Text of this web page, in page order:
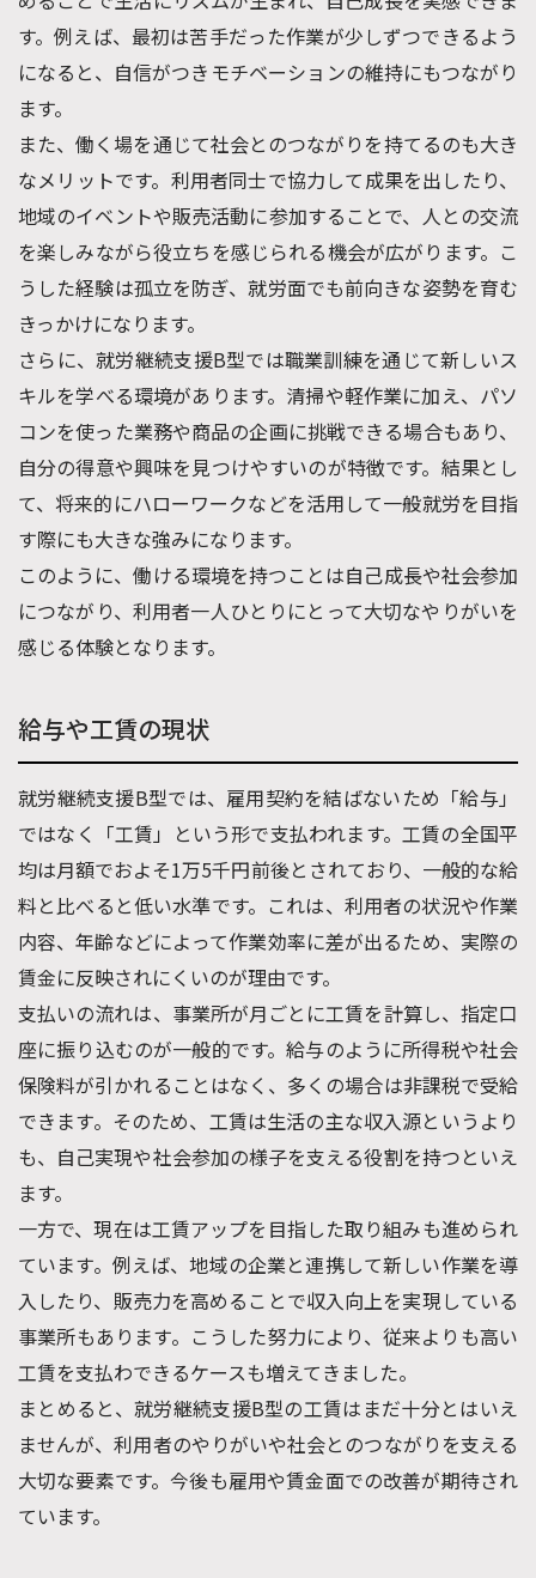
す。例えば、最初は苦手だった作業が少しずつできるよう
になると、自信がつきモチベーションの維持にもつながり
ます。
また、働く場を通じて社会とのつながりを持てるのも大き
なメリットです。利用者同士で協力して成果を出したり、
地域のイベントや販売活動に参加することで、人との交流
を楽しみながら役立ちを感じられる機会が広がります。こ
うした経験は孤立を防ぎ、就労面でも前向きな姿勢を育む
きっかけになります。
さらに、就労継続支援B型では職業訓練を通じて新しいス
キルを学べる環境があります。清掃や軽作業に加え、パソ
コンを使った業務や商品の企画に挑戦できる場合もあり、
自分の得意や興味を見つけやすいのが特徴です。結果とし
て、将来的にハローワークなどを活用して一般就労を目指
す際にも大きな強みになります。
このように、働ける環境を持つことは自己成長や社会参加
につながり、利用者一人ひとりにとって大切なやりがいを
感じる体験となります。
給与や工賃の現状
就労継続支援B型では、雇用契約を結ばないため「給与」
ではなく「工賃」という形で支払われます。工賃の全国平
均は月額でおよそ1万5千円前後とされており、一般的な給
料と比べると低い水準です。これは、利用者の状況や作業
内容、年齢などによって作業効率に差が出るため、実際の
賃金に反映されにくいのが理由です。
支払いの流れは、事業所が月ごとに工賃を計算し、指定口
座に振り込むのが一般的です。給与のように所得税や社会
保険料が引かれることはなく、多くの場合は非課税で受給
できます。そのため、工賃は生活の主な収入源というより
も、自己実現や社会参加の様子を支える役割を持つといえ
ます。
一方で、現在は工賃アップを目指した取り組みも進められ
ています。例えば、地域の企業と連携して新しい作業を導
入したり、販売力を高めることで収入向上を実現している
事業所もあります。こうした努力により、従来よりも高い
工賃を支払わできるケースも増えてきました。
まとめると、就労継続支援B型の工賃はまだ十分とはいえ
ませんが、利用者のやりがいや社会とのつながりを支える
大切な要素です。今後も雇用や賃金面での改善が期待され
ています。